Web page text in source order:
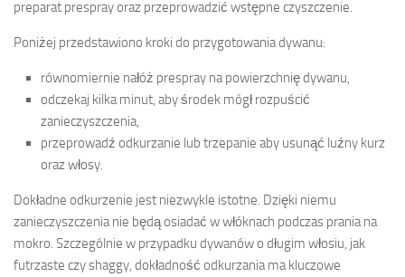
preparat prespray oraz przeprowadzić wstępne czyszczenie.
Poniżej przedstawiono kroki do przygotowania dywanu:
równomiernie nałóż prespray na powierzchnię dywanu,
odczekaj kilka minut, aby środek mógł rozpuścić
zanieczyszczenia,
przeprowadź odkurzanie lub trzepanie aby usunąć luźny kurz
oraz włosy.
Dokładne odkurzenie jest niezwykle istotne. Dzięki niemu
zanieczyszczenia nie będą osiadać w włóknach podczas prania na
mokro. Szczególnie w przypadku dywanów o długim włosiu, jak
futrzaste czy shaggy, dokładność odkurzania ma kluczowe